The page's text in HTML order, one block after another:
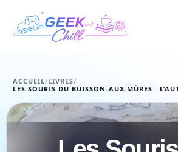
ACCUEIL/LIVRES/
LES SOURIS DU BUISSON-AUX-MÛRES :